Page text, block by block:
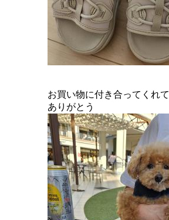
お買い物に付き合ってくれて
ありがとう